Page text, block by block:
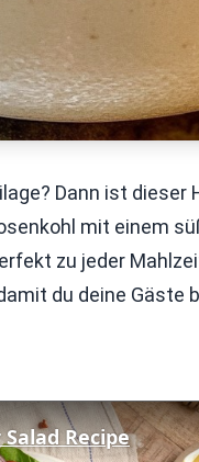
Dann ist dieser
mit einem
zu jeder
du deine Gäste
Recipe